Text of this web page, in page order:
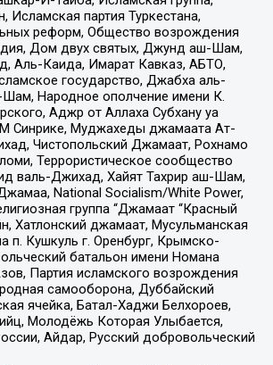
Исламская партия Туркестана,
реформ, Общество возрождения
Дом двух святых, Джунд аш-Шам,
Аль-Каида, Имарат Кавказ, АБТО,
государство, Джабха аль-
Народное ополчение имени К.
Аджр от Аллаха Субхану уа
Синрике, Муджахеды джамаата Ат-
Чистопольский Джамаат, Рохнамо
Террористическое сообщество
валь-Джихад, Хайят Тахрир аш-Шам,
National Socialism/White Power,
группа “Джамаат “Красный
Хатлонский джамаат, Мусульманская
п. Кушкуль г. Оренбург, Крымско-
батальон имени Номана
Партия исламского возрождения
самооборона, Дуббайский
ячейка, Батал-Хаджи Белхороев,
Молодёжь Которая Улыбается,
Айдар, Русский добровольческий